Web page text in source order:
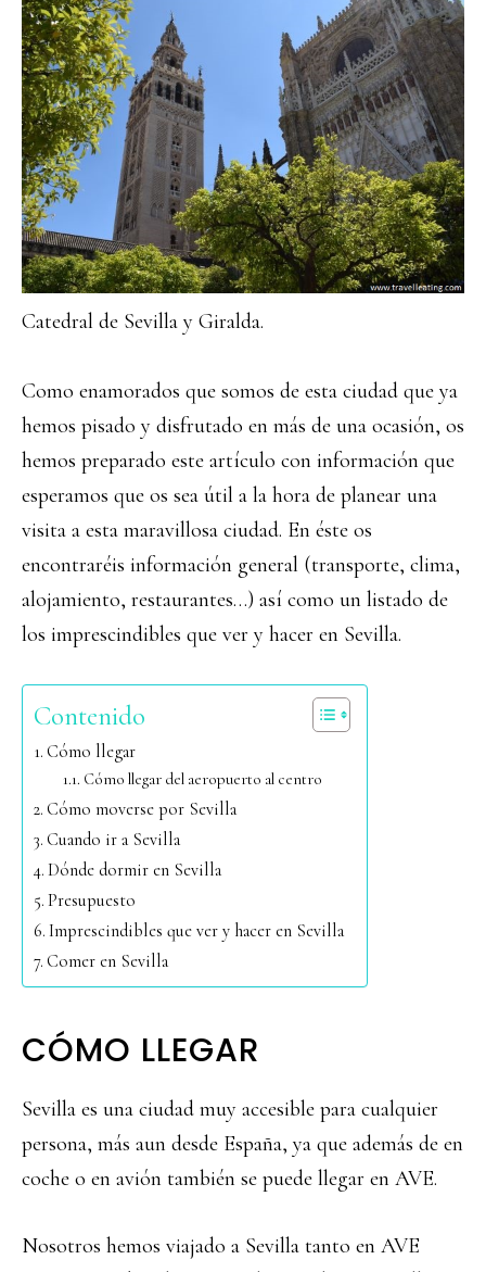
Catedral de Sevilla y Giralda.
Como enamorados que somos de esta ciudad que ya
hemos pisado y disfrutado en más de una ocasión, os
hemos preparado este artículo con información que
esperamos que os sea útil a la hora de planear una
visita a esta maravillosa ciudad. En éste os
encontraréis información general (transporte, clima,
alojamiento, restaurantes…) así como un listado de
los imprescindibles que ver y hacer en Sevilla.
Contenido
Cómo llegar
Cómo llegar del aeropuerto al centro
Cómo moverse por Sevilla
Cuando ir a Sevilla
Dónde dormir en Sevilla
Presupuesto
Imprescindibles que ver y hacer en Sevilla
Comer en Sevilla
CÓMO LLEGAR
Sevilla es una ciudad muy accesible para cualquier
persona, más aun desde España, ya que además de en
coche o en avión también se puede llegar en AVE.
Nosotros hemos viajado a Sevilla tanto en AVE